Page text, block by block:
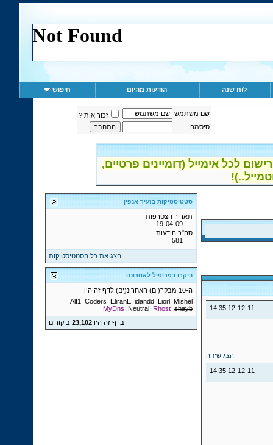
לוח שנה הודעות מהיום חיפוש
שם משתמש
זכור אותי?
סיסמה
לכל אימייל (דומיינים פרטיים,
12-12-11
14:35
הצג שיחה
12-12-11
14:35
סטטיסטיקות בזעיר אנפין
תאריך הצטרפות
19-04-09
סה"כ הודעות
581
הצג את כל הסטטיסטיקות
ביקרו בפרופיל לאחרונה
ה-10 מבקר(ים) האחרונ(ים) לדף זה היו:
Alf1
Coders EliranE idandd Liorl Mishel
MyDns Neutral Rhost shayb
בדף זה היו23,102 ביקורים